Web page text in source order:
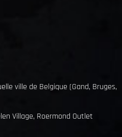
ville de Belgique (Gand, Bruges,
Village, Roermond Outlet